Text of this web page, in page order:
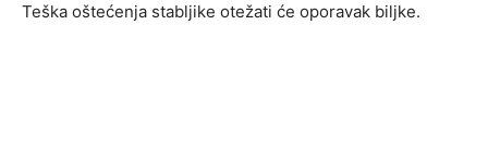
Teška oštećenja stabljike otežati će oporavak biljke.